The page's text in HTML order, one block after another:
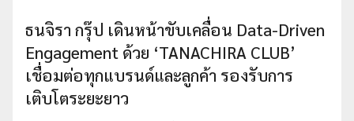
ธนจิรา กรุ๊ป เดินหน้าขับเคลื่อน Data-Driven
Engagement ด้วย ‘TANACHIRA CLUB’
เชื่อมต่อทุกแบรนด์และลูกค้า รองรับการ
เติบโตระยะยาว